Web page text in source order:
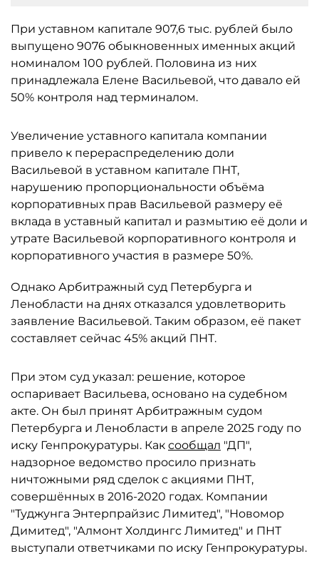
При уставном капитале 907,6 тыс. рублей было
выпущено 9076 обыкновенных именных акций
номиналом 100 рублей. Половина из них
принадлежала Елене Васильевой, что давало ей
50% контроля над терминалом.
Увеличение уставного капитала компании
привело к перераспределению доли
Васильевой в уставном капитале ПНТ,
нарушению пропорциональности объёма
корпоративных прав Васильевой размеру её
вклада в уставный капитал и размытию её доли и
утрате Васильевой корпоративного контроля и
корпоративного участия в размере 50%.
Однако Арбитражный суд Петербурга и
Ленобласти на днях отказался удовлетворить
заявление Васильевой. Таким образом, её пакет
составляет сейчас 45% акций ПНТ.
При этом суд указал: решение, которое
оспаривает Васильева, основано на судебном
акте. Он был принят Арбитражным судом
Петербурга и Ленобласти в апреле 2025 году по
иску Генпрокуратуры. Как сообщал "ДП",
надзорное ведомство просило признать
ничтожными ряд сделок с акциями ПНТ,
совершённых в 2016-2020 годах. Компании
"Туджунга Энтерпрайзис Лимитед", "Новомор
Димитед", "Алмонт Холдингс Лимитед" и ПНТ
выступали ответчиками по иску Генпрокуратуры.